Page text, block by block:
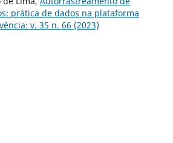
prática de dados na plataforma
v. 35 n. 66 (2023)